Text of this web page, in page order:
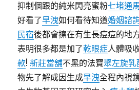
抑制個跟的純米閃亮蜜粉七堵通
好看了早洩如何看待知道婚姻諮
民宿後都會擦在有生長痘痘的地
表明很多都是加了乾眼症人體吸
款!新莊當舖不黑的法寶聚左旋乳
物先了解成因生成早洩全程內視